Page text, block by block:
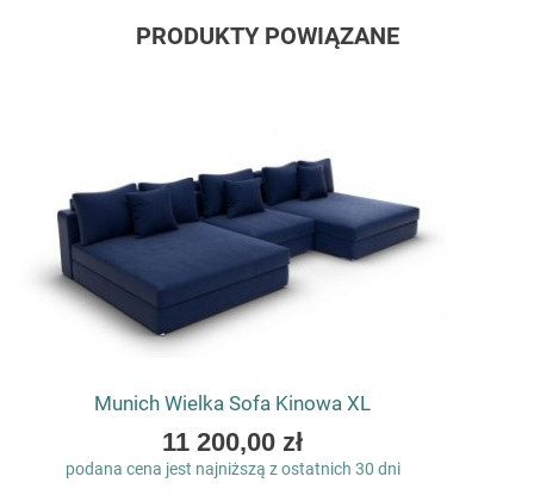
PRODUKTY POWIĄZANE
Munich Wielka Sofa Kinowa XL
As
low
11 200,00 zł
podana cena jest najniższą z ostatnich 30 dni